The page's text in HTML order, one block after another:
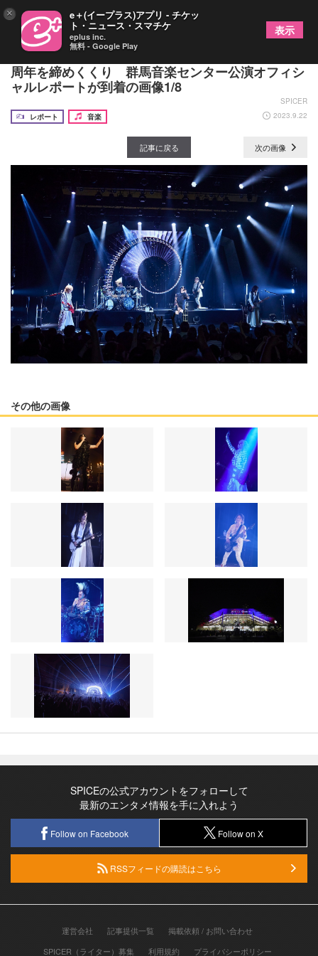
BUCK-TICK、メンバーの故郷・群馬でデビュー35
周年を締めくくり 群馬音楽センター公演オフィシ
ャルレポートが到着の画像1/8
SPICER
レポート
音楽 2023.9.22
記事に戻る 次の画像
その他の画像
SPICEの公式アカウントをフォローして
最新のエンタメ情報を手に入れよう
Follow on Facebook Follow on X
RSSフィードの購読はこちら
運営会社 記事提供一覧
掲載依頼 / お問い合わせ
SPICER（ライター）募集
利用規約 プライバシーポリシー
× e＋(イープラス)アプリ - チケッ
ト・ニュース・スマチケ
eplus inc.
無料 - Google Play
表示